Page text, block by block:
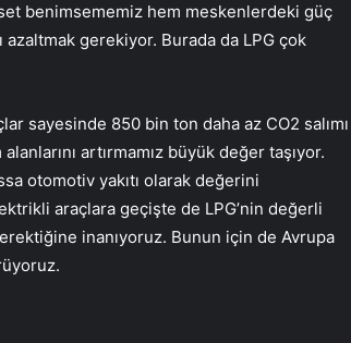
benimsememiz hem meskenlerdeki güç
gerekiyor. Burada da LPG çok
sayesinde 850 bin ton daha az CO2 salımı
artırmamız büyük değer taşıyor.
otomotiv yakıtı olarak değerini
araçlara geçişte de LPG’nin değerli
inanıyoruz. Bunun için de Avrupa